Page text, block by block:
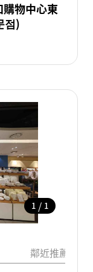
物中心東
점)
1 / 1
鄰近推薦景點